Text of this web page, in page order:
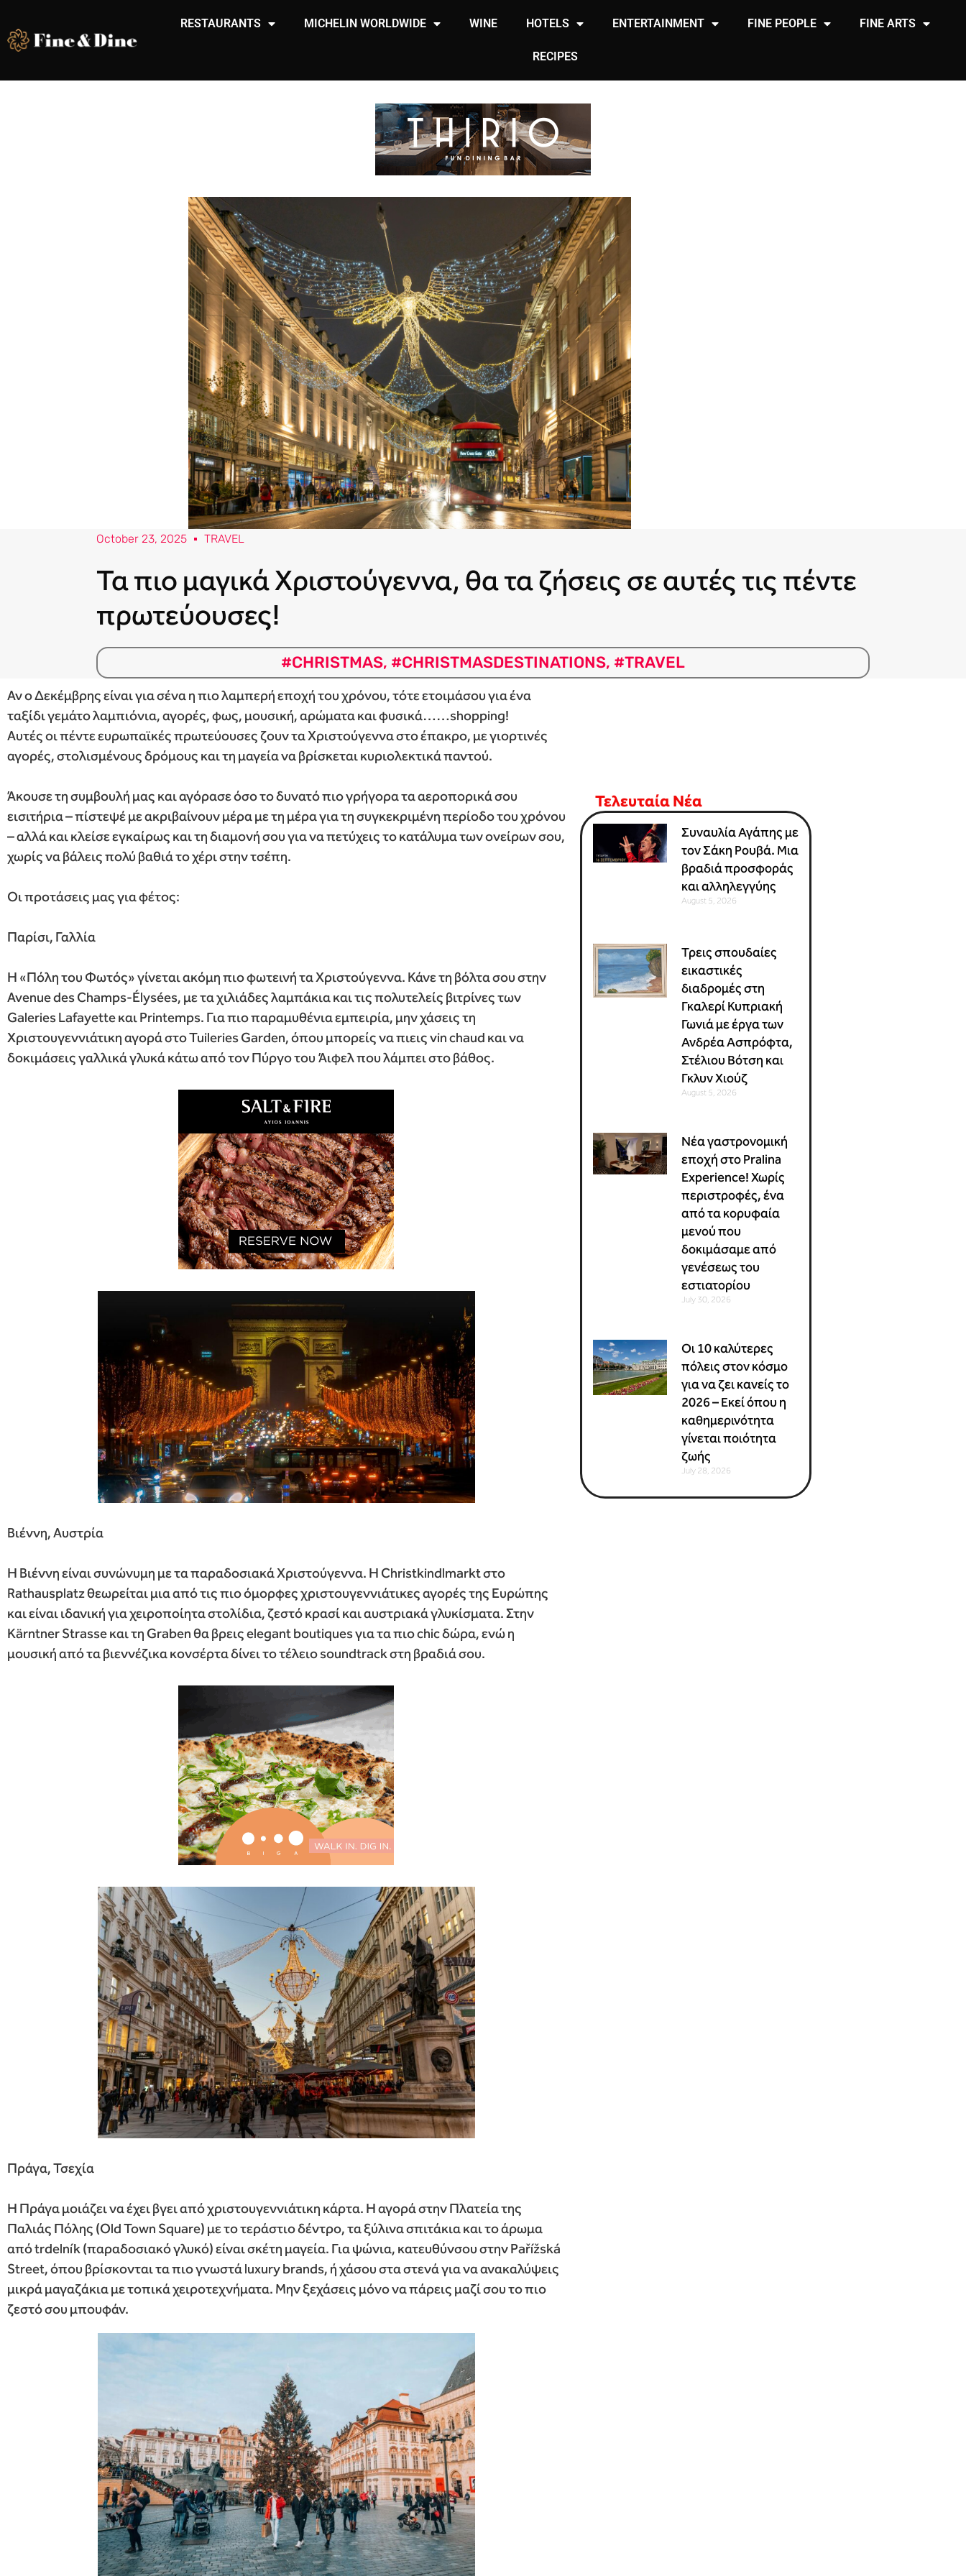
RESTAURANTS MICHELIN WORLDWIDE WINE HOTELS ENTERTAINMENT FINE PEOPLE FINE ARTS
RECIPES
October 23, 2025 TRAVEL
Τα πιο μαγικά Χριστούγεννα, θα τα ζήσεις σε αυτές τις πέντε
πρωτεύουσες!
#CHRISTMAS, #CHRISTMASDESTINATIONS, #TRAVEL
Αν ο Δεκέμβρης είναι για σένα η πιο λαμπερή εποχή του χρόνου, τότε ετοιμάσου για ένα
ταξίδι γεμάτο λαμπιόνια, αγορές, φως, μουσική, αρώματα και φυσικά……shopping!
Αυτές οι πέντε ευρωπαϊκές πρωτεύουσες ζουν τα Χριστούγεννα στο έπακρο, με γιορτινές
αγορές, στολισμένους δρόμους και τη μαγεία να βρίσκεται κυριολεκτικά παντού.
Άκουσε τη συμβουλή μας και αγόρασε όσο το δυνατό πιο γρήγορα τα αεροπορικά σου
εισιτήρια – πίστεψέ με ακριβαίνουν μέρα με τη μέρα για τη συγκεκριμένη περίοδο του χρόνου
– αλλά και κλείσε εγκαίρως και τη διαμονή σου για να πετύχεις το κατάλυμα των ονείρων σου,
χωρίς να βάλεις πολύ βαθιά το χέρι στην τσέπη.
Οι προτάσεις μας για φέτος:
Παρίσι, Γαλλία
Η «Πόλη του Φωτός» γίνεται ακόμη πιο φωτεινή τα Χριστούγεννα. Κάνε τη βόλτα σου στην
Avenue des Champs-Élysées, με τα χιλιάδες λαμπάκια και τις πολυτελείς βιτρίνες των
Galeries Lafayette και Printemps. Για πιο παραμυθένια εμπειρία, μην χάσεις τη
Χριστουγεννιάτικη αγορά στο Tuileries Garden, όπου μπορείς να πιεις vin chaud και να
δοκιμάσεις γαλλικά γλυκά κάτω από τον Πύργο του Άιφελ που λάμπει στο βάθος.
Βιέννη, Αυστρία
Η Βιέννη είναι συνώνυμη με τα παραδοσιακά Χριστούγεννα. Η Christkindlmarkt στο
Rathausplatz θεωρείται μια από τις πιο όμορφες χριστουγεννιάτικες αγορές της Ευρώπης
και είναι ιδανική για χειροποίητα στολίδια, ζεστό κρασί και αυστριακά γλυκίσματα. Στην
Kärntner Strasse και τη Graben θα βρεις elegant boutiques για τα πιο chic δώρα, ενώ η
μουσική από τα βιεννέζικα κονσέρτα δίνει το τέλειο soundtrack στη βραδιά σου.
Πράγα, Τσεχία
Η Πράγα μοιάζει να έχει βγει από χριστουγεννιάτικη κάρτα. Η αγορά στην Πλατεία της
Παλιάς Πόλης (Old Town Square) με το τεράστιο δέντρο, τα ξύλινα σπιτάκια και το άρωμα
από trdelník (παραδοσιακό γλυκό) είναι σκέτη μαγεία. Για ψώνια, κατευθύνσου στην Pařížská
Street, όπου βρίσκονται τα πιο γνωστά luxury brands, ή χάσου στα στενά για να ανακαλύψεις
μικρά μαγαζάκια με τοπικά χειροτεχνήματα. Μην ξεχάσεις μόνο να πάρεις μαζί σου το πιο
ζεστό σου μπουφάν.
Τελευταία Νέα
Συναυλία Αγάπης με
τον Σάκη Ρουβά. Μια
βραδιά προσφοράς
και αλληλεγγύης
August 5, 2026
Τρεις σπουδαίες
εικαστικές
διαδρομές στη
Γκαλερί Κυπριακή
Γωνιά με έργα των
Ανδρέα Ασπρόφτα,
Στέλιου Βότση και
Γκλυν Χιούζ
August 5, 2026
Νέα γαστρονομική
εποχή στο Pralina
Experience! Χωρίς
περιστροφές, ένα
από τα κορυφαία
μενού που
δοκιμάσαμε από
γενέσεως του
εστιατορίου
July 30, 2026
Οι 10 καλύτερες
πόλεις στον κόσμο
για να ζει κανείς το
2026 – Εκεί όπου η
καθημερινότητα
γίνεται ποιότητα
ζωής
July 28, 2026